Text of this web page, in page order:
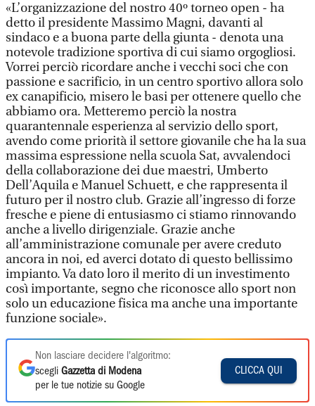
«L’organizzazione del nostro 40º torneo open - ha
detto il presidente Massimo Magni, davanti al
sindaco e a buona parte della giunta - denota una
notevole tradizione sportiva di cui siamo orgogliosi.
Vorrei perciò ricordare anche i vecchi soci che con
passione e sacrificio, in un centro sportivo allora solo
ex canapificio, misero le basi per ottenere quello che
abbiamo ora. Metteremo perciò la nostra
quarantennale esperienza al servizio dello sport,
avendo come priorità il settore giovanile che ha la sua
massima espressione nella scuola Sat, avvalendoci
della collaborazione dei due maestri, Umberto
Dell’Aquila e Manuel Schuett, e che rappresenta il
futuro per il nostro club. Grazie all’ingresso di forze
fresche e piene di entusiasmo ci stiamo rinnovando
anche a livello dirigenziale. Grazie anche
all’amministrazione comunale per avere creduto
ancora in noi, ed averci dotato di questo bellissimo
impianto. Va dato loro il merito di un investimento
così importante, segno che riconosce allo sport non
solo un educazione fisica ma anche una importante
funzione sociale».
Non lasciare decidere l'algoritmo:
scegli Gazzetta di Modena
per le tue notizie su Google
CLICCA QUI